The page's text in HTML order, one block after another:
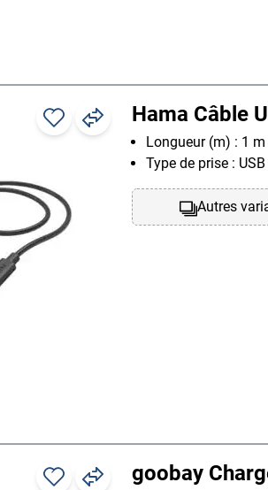
Hama Câble
Longueur (m) : 1 m
Type de prise :
Autres
goobay